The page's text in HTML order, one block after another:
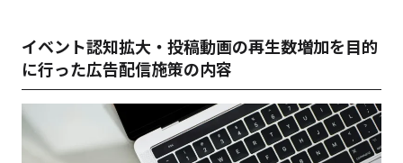
イベント認知拡大・投稿動画の再生数増加を目的
に行った広告配信施策の内容